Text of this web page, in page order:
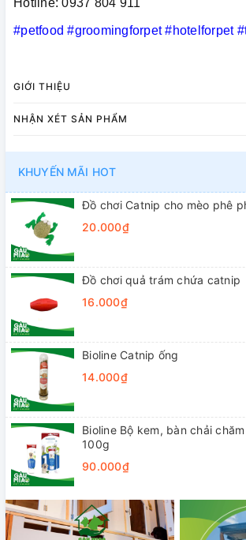
#petfood #groomingforpet #hotelforpet
GIỚI THIỆU
NHẬN XÉT SẢN PHẨM
KHUYẾN MÃI HOT
Đồ chơi Catnip cho mèo phê
20.000₫
Đồ chơi quả trám chứa catnip
16.000₫
Bioline Catnip ống
14.000₫
Bioline Bộ kem, bàn chải
100g
90.000₫